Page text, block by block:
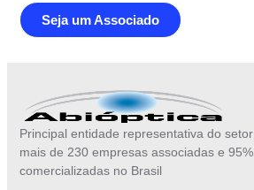
Seja um Associado
Principal entidade representativa do
mais de 230 empresas associadas e
comercializadas no Brasil